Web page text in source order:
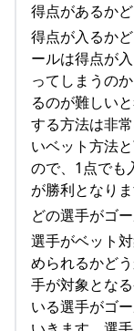
得点があるか
得点が入るか
ールは得点が
ってしまうの
るのが難しい
する方法は非
いベット方法
ので、1点でも
が勝利となりま
どの選手がゴ
選手がベット
められるかど
手が対象とな
いる選手がゴ